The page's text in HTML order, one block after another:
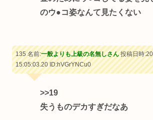
のウ●コ姿なんて見たくない
135 名前:一般よりも上級の名無しさん投稿日時
15:05:03.20ID:hVGrYNCu0
>>19
失うものデカすぎだなあ